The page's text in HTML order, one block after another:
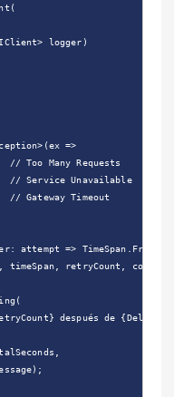
logger)
=>
// Too Many Requests
// Service Unavailable
// Gateway Timeout
attempt =>
timeSpan, retryCount,
después de {Delay}s